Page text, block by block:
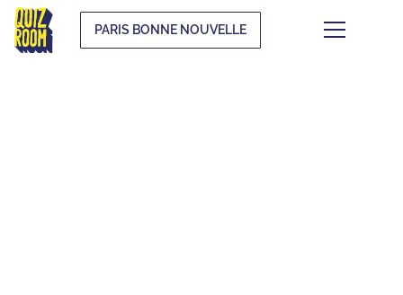
PARIS BONNE NOUVELLE